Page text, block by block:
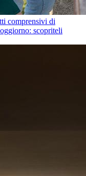
comprensivi di
scopriteli